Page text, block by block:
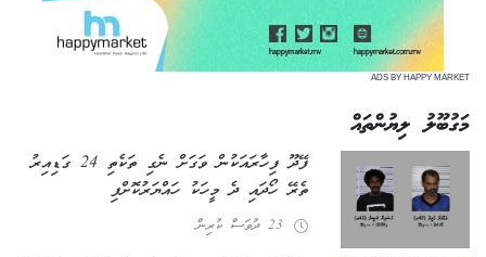
ADS BY HAPPY MARKET
މަގުބޫލު ލިޔުންތައް
ފޭދޫ ފިހާރައަކުން ވަގަށް ނެގި ތަކެތި 24 ގަޑިއިރު
ތެރޭ ހޯދައި ދެ މީހަކު ހައްޔަރުކޮށްފި
23 ދުވަސް ކުރިން